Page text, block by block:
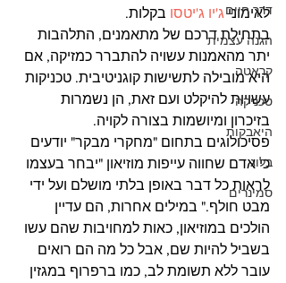
דרך חיים
הגנה עצמית
קראטה
טכניקה
היאבקות
בלוג
סמינרים
לאימוני ג'יו ג'יטסו בקלות.
בתחילת דרכם של מתאמנים, התלהבות
יתר מהאמנות עשויה להתברר כמזיקה, אם
היא מובילה לתשישות קוגניטיבית. טכניקות
עשויות להיקלט ועם זאת, הן נשמרות
בזיכרון ומיושמות בצורה לקויה.
פסיכולוגים בתחום "מחקרי מבקר" יודעים
כי אדם שחווה עייפות מוזיאון "יבחר בעצמו
לראות כל דבר באופן בלתי מושלם ועל ידי
מבט חולף." במילים אחרות, הם עדיין
הולכים במוזיאון, כאות למחויבות שהם עשו
בשביל להיות שם, אבל כל מה הם רואים
עובר ללא תשומת לב, כמו ברפרוף במגזין